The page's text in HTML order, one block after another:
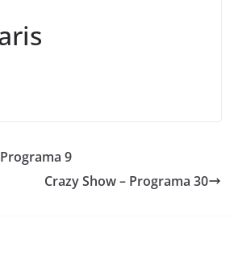
9
Crazy Show – Programa 30